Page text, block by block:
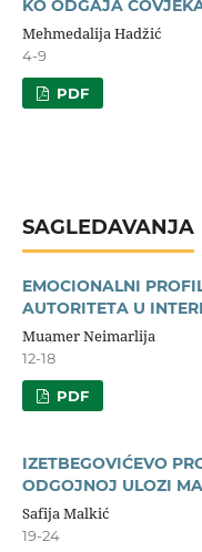
KO ODGAJA
Mehmedalija Hadžić
4-9
PDF
SAGLEDAVANJA
EMOCIONALNI
AUTORITETA U
Muamer Neimarlija
12-18
PDF
IZETBEGOVIĆEVO
ODGOJNOJ ULOZI
Safija Malkić
19-24